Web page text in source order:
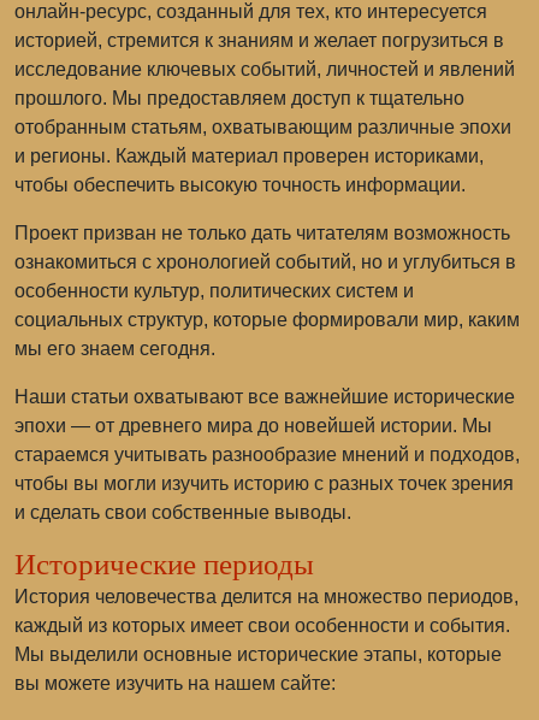
онлайн-ресурс, созданный для тех, кто интересуется
историей, стремится к знаниям и желает погрузиться в
исследование ключевых событий, личностей и явлений
прошлого. Мы предоставляем доступ к тщательно
отобранным статьям, охватывающим различные эпохи
и регионы. Каждый материал проверен историками,
чтобы обеспечить высокую точность информации.
Проект призван не только дать читателям возможность
ознакомиться с хронологией событий, но и углубиться в
особенности культур, политических систем и
социальных структур, которые формировали мир, каким
мы его знаем сегодня.
Наши статьи охватывают все важнейшие исторические
эпохи — от древнего мира до новейшей истории. Мы
стараемся учитывать разнообразие мнений и подходов,
чтобы вы могли изучить историю с разных точек зрения
и сделать свои собственные выводы.
Исторические периоды
История человечества делится на множество периодов,
каждый из которых имеет свои особенности и события.
Мы выделили основные исторические этапы, которые
вы можете изучить на нашем сайте: